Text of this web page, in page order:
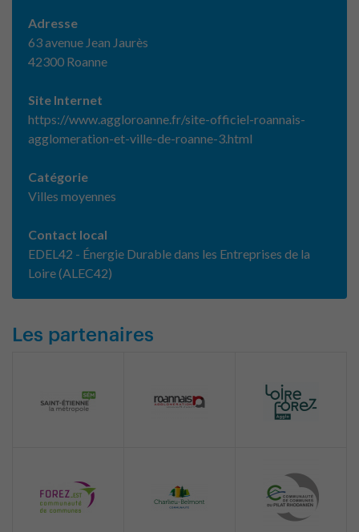
Adresse
63 avenue Jean Jaurès
42300 Roanne
Site Internet
https://www.aggloroanne.fr/site-officiel-roannais-
agglomeration-et-ville-de-roanne-3.html
Catégorie
Villes moyennes
Contact local
EDEL42 - Énergie Durable dans les Entreprises de la
Loire (ALEC42)
Les partenaires